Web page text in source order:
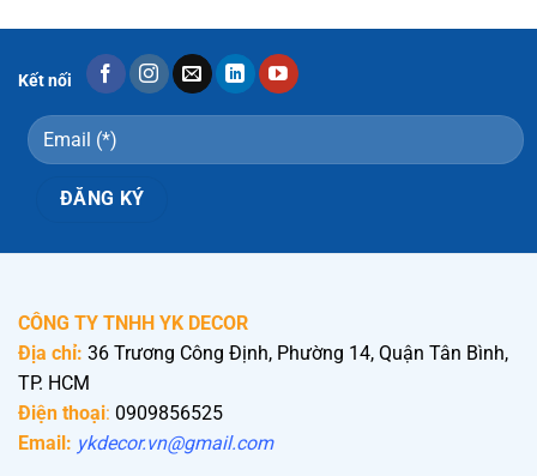
700,000₫.
700,000₫.
Kết nối
CÔNG TY TNHH YK DECOR
Địa chỉ: 36 Trương Công Định, Phường 14, Quận Tân Bình,
TP. HCM
Điện thoại: 0909856525
Email: ykdecor.vn@gmail.com